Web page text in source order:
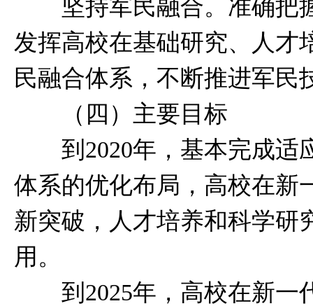
坚持军民融合。准确把握
发挥高校在基础研究、人才
民融合体系，不断推进军民
（四）主要目标
到2020年，基本完成适
体系的优化布局，高校在新
新突破，人才培养和科学研
用。
到2025年，高校在新一